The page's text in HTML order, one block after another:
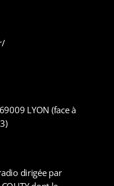
LYON (face à
dirigée par